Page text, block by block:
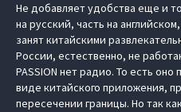
Не добавляет удобства еще и
на русский, часть на
занят китайскими
России, естественно, не
PASSION нет радио. То есть оно
виде китайского приложения,
пересечении границы. Но так